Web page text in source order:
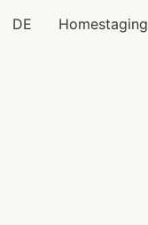
DE Homestaging